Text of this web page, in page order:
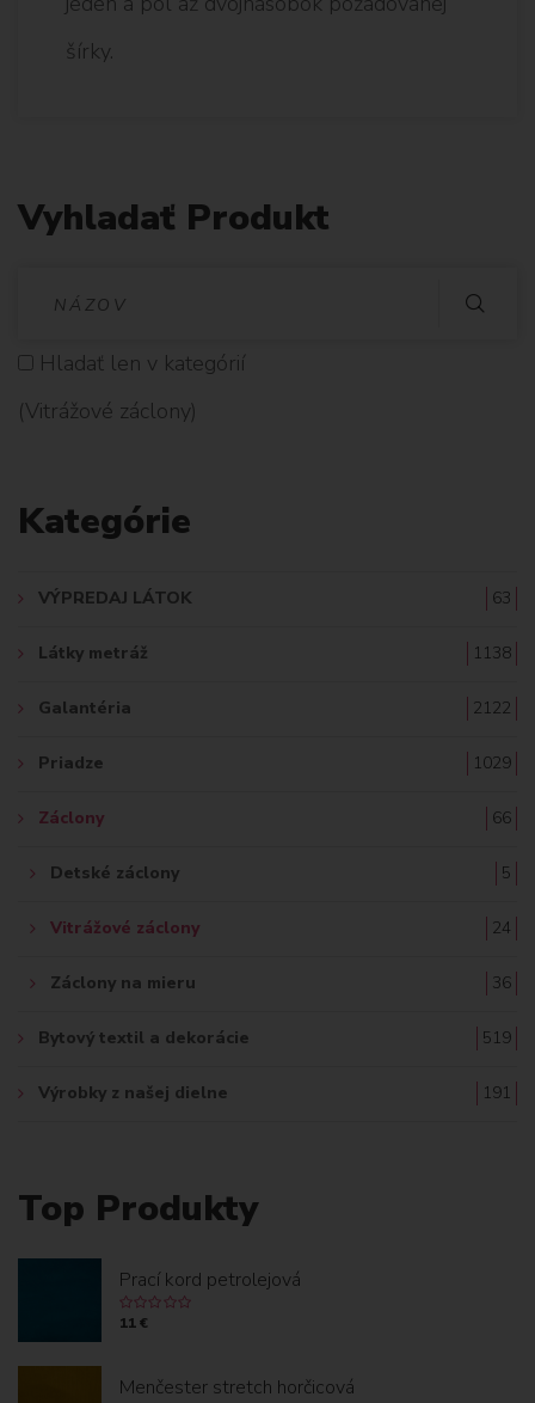
šírky.
Vyhladať Produkt
D
Hladať len v kategórií
(Vitrážové záclony)
Kategórie
VÝPREDAJ LÁTOK 63
Látky metráž 1138
Galantéria 2122
Priadze 1029
Záclony 66
Detské záclony 5
Vitrážové záclony 24
Záclony na mieru 36
Bytový textil a dekorácie 519
Výrobky z našej dielne 191
Top Produkty
Prací kord petrolejová
11 €
Menčester stretch horčicová